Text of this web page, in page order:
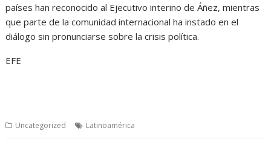
países han reconocido al Ejecutivo interino de Áñez, mientras
que parte de la comunidad internacional ha instado en el
diálogo sin pronunciarse sobre la crisis política.
EFE
Uncategorized Latinoamérica